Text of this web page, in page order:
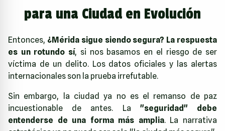
para una Ciudad en Evolución
Entonces, ¿Mérida sigue siendo segura? La respuesta
es un rotundo sí, si nos basamos en el riesgo de ser
víctima de un delito. Los datos oficiales y las alertas
internacionales son la prueba irrefutable.
Sin embargo, la ciudad ya no es el remanso de paz
incuestionable de antes. La "seguridad" debe
entenderse de una forma más amplia. La narrativa